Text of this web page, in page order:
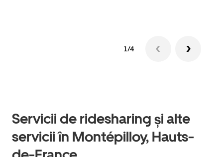
1/4
Servicii de ridesharing și alte
servicii în Montépilloy, Hauts-